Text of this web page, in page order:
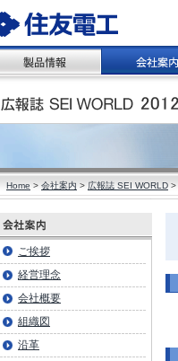
Home > 会社案内 > 広報誌 SEI WORLD >
ご挨拶
経営理念
会社概要
組織図
沿革